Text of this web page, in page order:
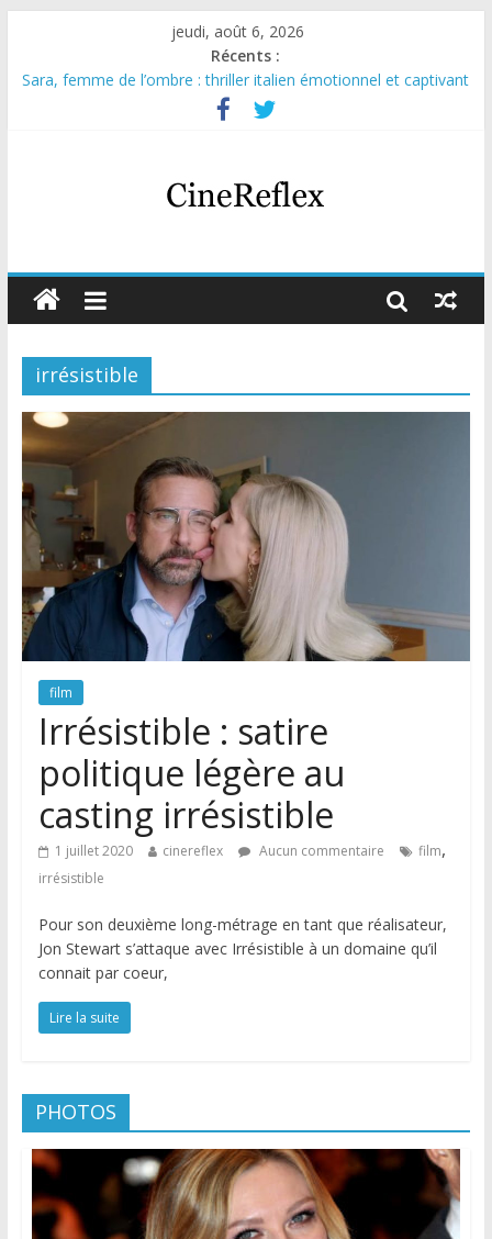
jeudi, août 6, 2026
Récents :
Sara, femme de l’ombre : thriller italien émotionnel et captivant
Journal d’une fille larguée : nouvelle série suédoise sur Netflix
Aema : mini-série sur le tournage d’un film érotique devenu
Glass Heart : excellente série musicale avec Takeru Satō
Olympo, saison 1 : nouvelle série qui séduira les fans de
irrésistible
film
Irrésistible : satire
politique légère au
casting irrésistible
1 juillet 2020 cinereflex Aucun commentaire film,
irrésistible
Pour son deuxième long-métrage en tant que réalisateur,
Jon Stewart s’attaque avec Irrésistible à un domaine qu’il
connait par coeur,
Lire la suite
PHOTOS